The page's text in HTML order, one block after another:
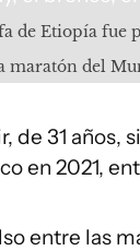
de Etiopía fue
maratón del
de 31 años,
en 2021,
entre las